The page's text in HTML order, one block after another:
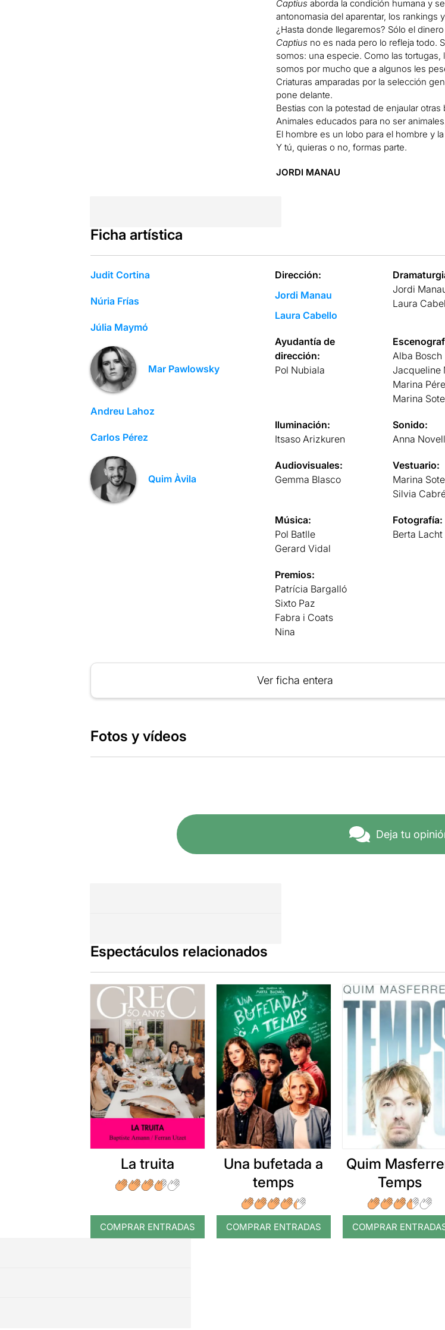
Captius aborda la condición humana y
antonomasia del aparentar, los rankings
¿Hasta donde llegaremos? Sólo el
Captius no es nada pero lo refleja todo.
somos: una especie. Como las
somos por mucho que a algunos les
Criaturas amparadas por la selección
pone delante.
Bestias con la potestad de enjaular otras
Animales educados para no ser
El hombre es un lobo para el hombre y
Y tú, quieras o no, formas parte.
JORDI MANAU
Ficha artística
Judit Cortina
Núria Frías
Júlia Maymó
Mar Pawlowsky
Andreu Lahoz
Carlos Pérez
Quim Àvila
Dirección:
Jordi Manau
Laura Cabello
Jordi
Laura
Ayudantía de
dirección:
Pol Nubiala
Alba Bosch
Jacqueline
Marina
Marina
Iluminación:
Itsaso Arizkuren
Sonido:
Anna Novell
Audiovisuales:
Gemma Blasco
Vestuario:
Marina
Silvia
Música:
Pol Batlle
Gerard Vidal
Fotografía:
Berta Lacht
Premios:
Patrícia Bargalló
Sixto Paz
Fabra i Coats
Nina
Ver ficha entera
Fotos y vídeos
Deja tu
Espectáculos relacionados
La truita
COMPRAR ENTRADAS
Una bufetada a
temps
COMPRAR ENTRADAS
Quim
Temps
COMPRAR